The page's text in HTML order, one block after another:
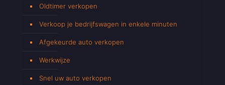
Oldtimer verkopen
Verkoop je bedrijfswagen in enkele minuten
Afgekeurde auto verkopen
Werkwijze
Snel uw auto verkopen